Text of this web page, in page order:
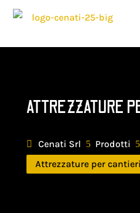
ATTREZZATURE
Cenati Srl 5 Prodotti 5
Attrezzature per cantieri